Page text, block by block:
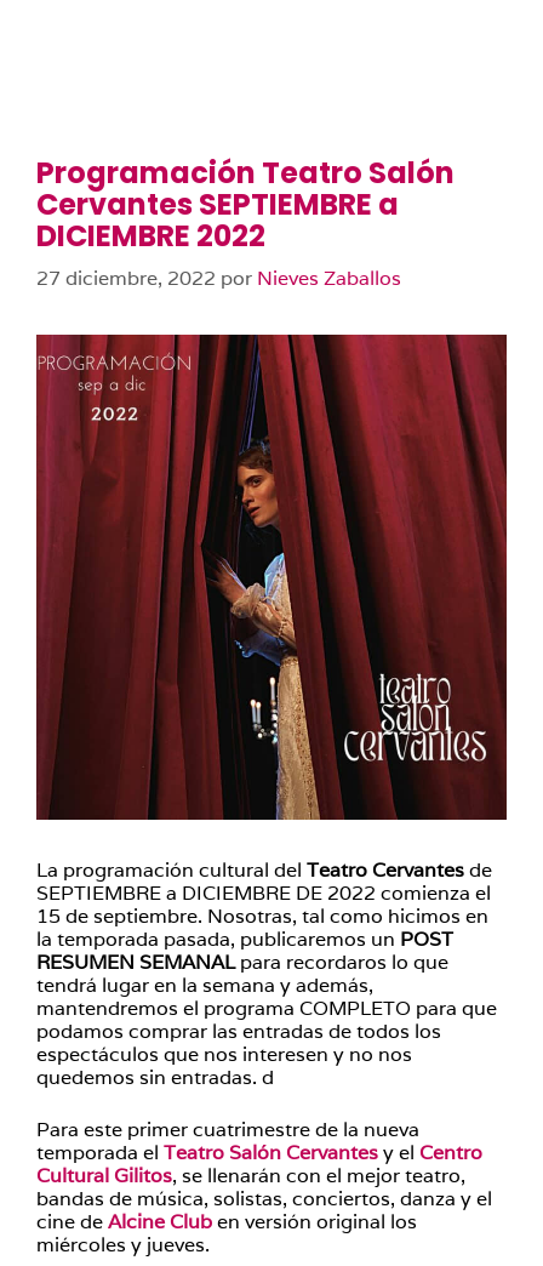
Programación Teatro Salón
Cervantes SEPTIEMBRE a
DICIEMBRE 2022
27 diciembre, 2022 por Nieves Zaballos
La programación cultural del Teatro Cervantesde
SEPTIEMBRE a DICIEMBRE DE 2022 comienza el
15 de septiembre. Nosotras, tal como hicimos en
la temporada pasada, publicaremos un POST
RESUMEN SEMANALpara recordaros lo que
tendrá lugar en la semana y además,
mantendremos el programa COMPLETO para que
podamos comprar las entradas de todos los
espectáculos que nos interesen y no nos
quedemos sin entradas. d
Para este primer cuatrimestre de la nueva
temporada el Teatro Salón Cervantesy el Centro
Cultural Gilitos, se llenarán con el mejor teatro,
bandas de música, solistas, conciertos, danza y el
cine deAlcine Cluben versión original los
miércoles y jueves.